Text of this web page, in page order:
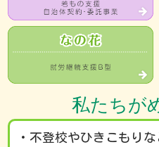
私たちが
・不登校やひきこもり